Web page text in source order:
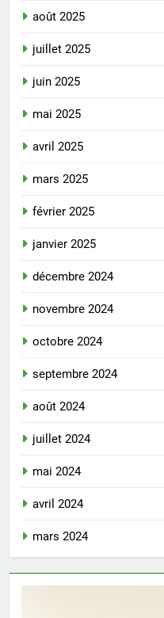
août 2025
juillet 2025
juin 2025
mai 2025
avril 2025
mars 2025
février 2025
janvier 2025
décembre 2024
novembre 2024
octobre 2024
septembre 2024
août 2024
juillet 2024
mai 2024
avril 2024
mars 2024